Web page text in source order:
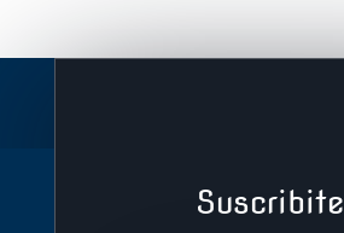
Suscribite